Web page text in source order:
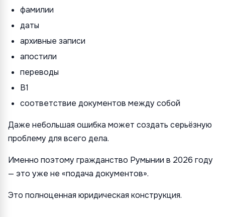
фамилии
даты
архивные записи
апостили
переводы
B1
соответствие документов между собой
Даже небольшая ошибка может создать серьёзную
проблему для всего дела.
Именно поэтому гражданство Румынии в 2026 году
— это уже не «подача документов».
Это полноценная юридическая конструкция.